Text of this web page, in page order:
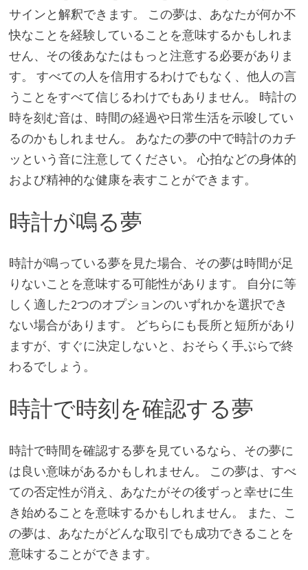
サインと解釈できます。 この夢は、あなたが何か不
快なことを経験していることを意味するかもしれま
せん、その後あなたはもっと注意する必要がありま
す。 すべての人を信用するわけでもなく、他人の言
うことをすべて信じるわけでもありません。 時計の
時を刻む音は、時間の経過や日常生活を示唆してい
るのかもしれません。 あなたの夢の中で時計のカチ
ッという音に注意してください。 心拍などの身体的
および精神的な健康を表すことができます。
時計が鳴る夢
時計が鳴っている夢を見た場合、その夢は時間が足
りないことを意味する可能性があります。 自分に等
しく適した2つのオプションのいずれかを選択でき
ない場合があります。 どちらにも長所と短所があり
ますが、すぐに決定しないと、おそらく手ぶらで終
わるでしょう。
時計で時刻を確認する夢
時計で時間を確認する夢を見ているなら、その夢に
は良い意味があるかもしれません。 この夢は、すべ
ての否定性が消え、あなたがその後ずっと幸せに生
き始めることを意味するかもしれません。 また、こ
の夢は、あなたがどんな取引でも成功できることを
意味することができます。